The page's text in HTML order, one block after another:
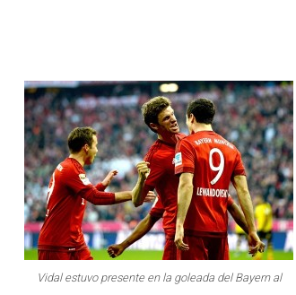
Vidal estuvo presente en la goleada del Bayern al